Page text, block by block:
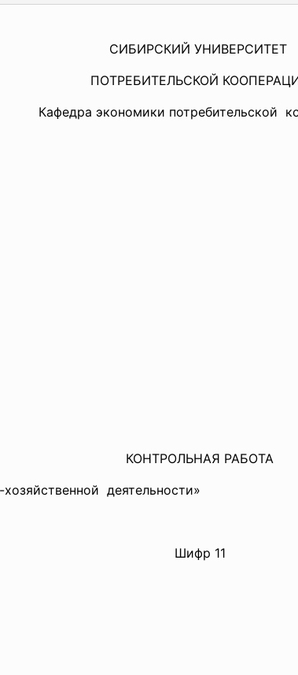
СИБИРСКИЙ УНИВЕРСИТЕТ
ПОТРЕБИТЕЛЬСКОЙ
Кафедра экономики потребительской
КОНТРОЛЬНАЯ РАБОТА
хозяйственной деятельности»
Шифр 11